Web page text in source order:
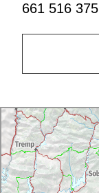
661 516 375